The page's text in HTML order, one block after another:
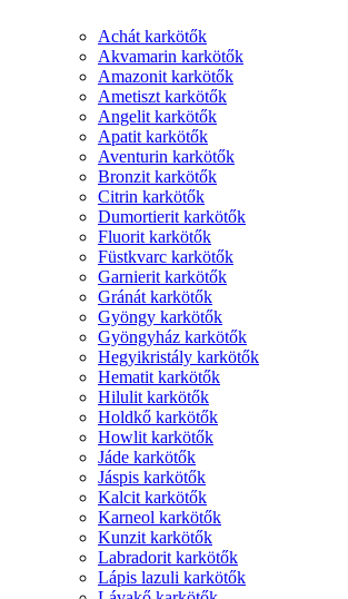
Achát karkötők
Akvamarin karkötők
Amazonit karkötők
Ametiszt karkötők
Angelit karkötők
Apatit karkötők
Aventurin karkötők
Bronzit karkötők
Citrin karkötők
Dumortierit karkötők
Fluorit karkötők
Füstkvarc karkötők
Garnierit karkötők
Gránát karkötők
Gyöngy karkötők
Gyöngyház karkötők
Hegyikristály karkötők
Hematit karkötők
Hilulit karkötők
Holdkő karkötők
Howlit karkötők
Jáde karkötők
Jáspis karkötők
Kalcit karkötők
Karneol karkötők
Kunzit karkötők
Labradorit karkötők
Lápis lazuli karkötők